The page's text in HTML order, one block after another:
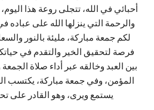
أحبائي في الله، تتجلى روعة هذا
والرحمة التي ينزلها الله على عباده
لكم جمعة مباركة، مليئة بالنور
فرصة لتحقيق الخير والتقدم في
بين العبد وخالقه عبر أداء صلاة
المؤمن، وفي جمعة مباركة، يكتسب
يستمع ويرى، وهو القادر على